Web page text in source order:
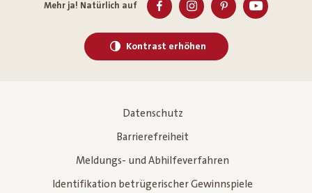
Mehr ja! Natürlich auf
Kontrast erhöhen
Datenschutz
Barrierefreiheit
Meldungs- und Abhilfeverfahren
Identifikation betrügerischer Gewinnspiele